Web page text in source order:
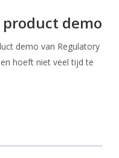
demo
demo van Regulatory
hoeft niet veel tijd te